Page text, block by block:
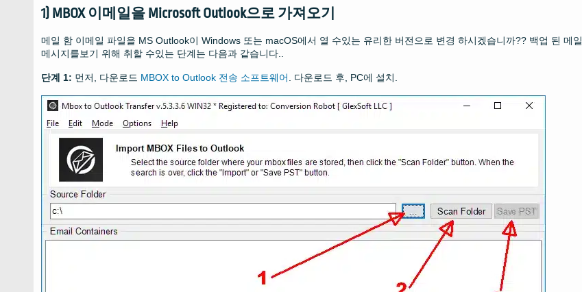
1) MBOX 이메일을 Microsoft Outlook으로 가져오기
메일 함 이메일 파일을 MS Outlook이 Windows 또는 macOS에서 열 수있는 유리한 버전으로 변경 하시겠습니까?? 백업 된 메일
메시지를보기 위해 취할 수있는 단계는 다음과 같습니다..
단계 1: 먼저, 다운로드 MBOX to Outlook 전송 소프트웨어 . 다운로드 후, PC에 설치.